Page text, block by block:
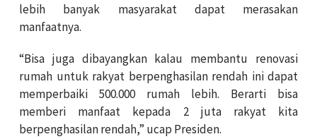
lebih banyak masyarakat dapat merasakan
manfaatnya.
“Bisa juga dibayangkan kalau membantu renovasi
rumah untuk rakyat berpenghasilan rendah ini dapat
memperbaiki 500.000 rumah lebih. Berarti bisa
memberi manfaat kepada 2 juta rakyat kita
berpenghasilan rendah,” ucap Presiden.